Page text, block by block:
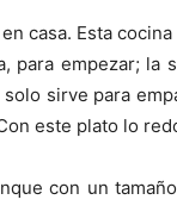
casa. Esta
para empezar; la
sirve para
este plato lo
con un